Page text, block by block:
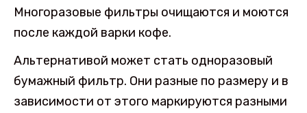
Многоразовые фильтры очищаются и моются
после каждой варки кофе.
Альтернативой может стать одноразовый
бумажный фильтр. Они разные по размеру и в
зависимости от этого маркируются разными